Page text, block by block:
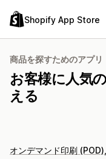
Shopify App Store
商品を探すためのアプリ
お客様に人気
える
オンデマンド印刷 (POD)